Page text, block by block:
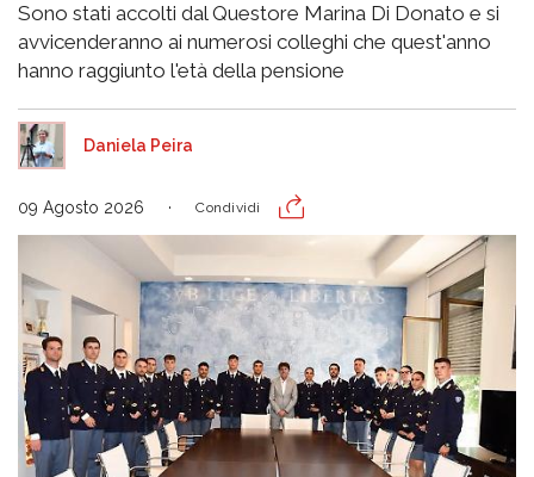
Sono stati accolti dal Questore Marina Di Donato e si
avvicenderanno ai numerosi colleghi che quest'anno
hanno raggiunto l'età della pensione
Daniela Peira
09 Agosto 2026 Condividi